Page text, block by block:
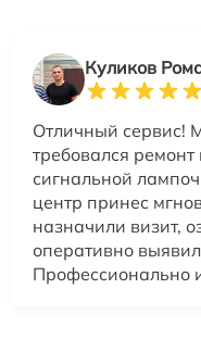
Куликов
Отличный сервис!
требовался
сигнальной
центр принес
назначили визит,
оперативно
Профессионально